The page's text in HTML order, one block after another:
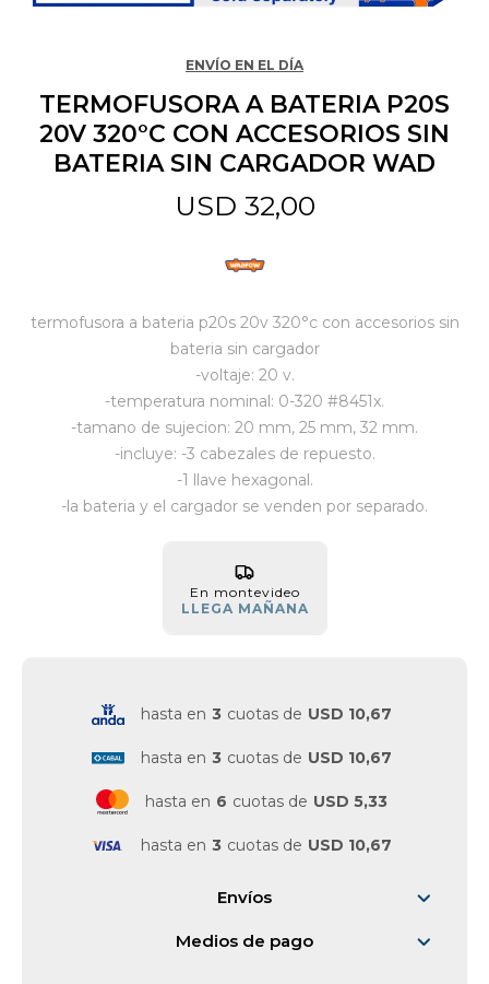
ENVÍO EN EL DÍA
TERMOFUSORA A BATERIA P20S
20V 320°C CON ACCESORIOS SIN
BATERIA SIN CARGADOR WAD
USD 32,00
termofusora a bateria p20s 20v 320°c con accesorios sin
bateria sin cargador
-voltaje: 20 v.
-temperatura nominal: 0-320 #8451x.
-tamano de sujecion: 20 mm, 25 mm, 32 mm.
-incluye: -3 cabezales de repuesto.
-1 llave hexagonal.
-la bateria y el cargador se venden por separado.
En montevideo
LLEGA MAÑANA
hasta en 3 cuotas de USD 10,67
hasta en 3 cuotas de USD 10,67
hasta en 6 cuotas de USD 5,33
hasta en 3 cuotas de USD 10,67
Envíos
Medios de pago
Mascotas
Juguetes y artículos para bebé
Ferretería
Vestimenta y calzado